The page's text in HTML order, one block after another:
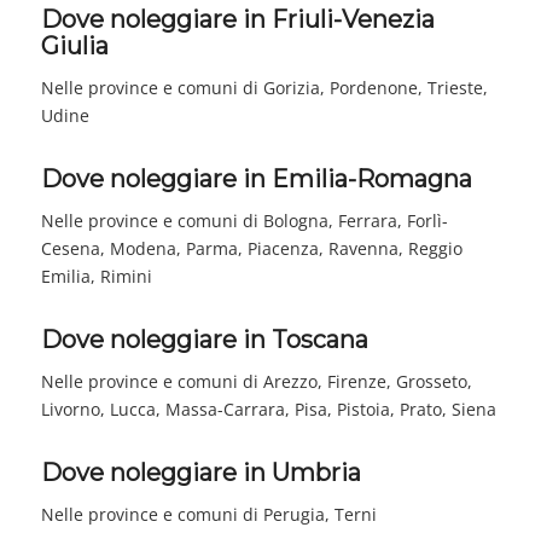
Dove noleggiare in Friuli-Venezia
Giulia
Nelle province e comuni di Gorizia, Pordenone, Trieste,
Udine
Dove noleggiare in Emilia-Romagna
Nelle province e comuni di Bologna, Ferrara, Forlì-
Cesena, Modena, Parma, Piacenza, Ravenna, Reggio
Emilia, Rimini
Dove noleggiare in Toscana
Nelle province e comuni di Arezzo, Firenze, Grosseto,
Livorno, Lucca, Massa-Carrara, Pisa, Pistoia, Prato, Siena
Dove noleggiare in Umbria
Nelle province e comuni di Perugia, Terni